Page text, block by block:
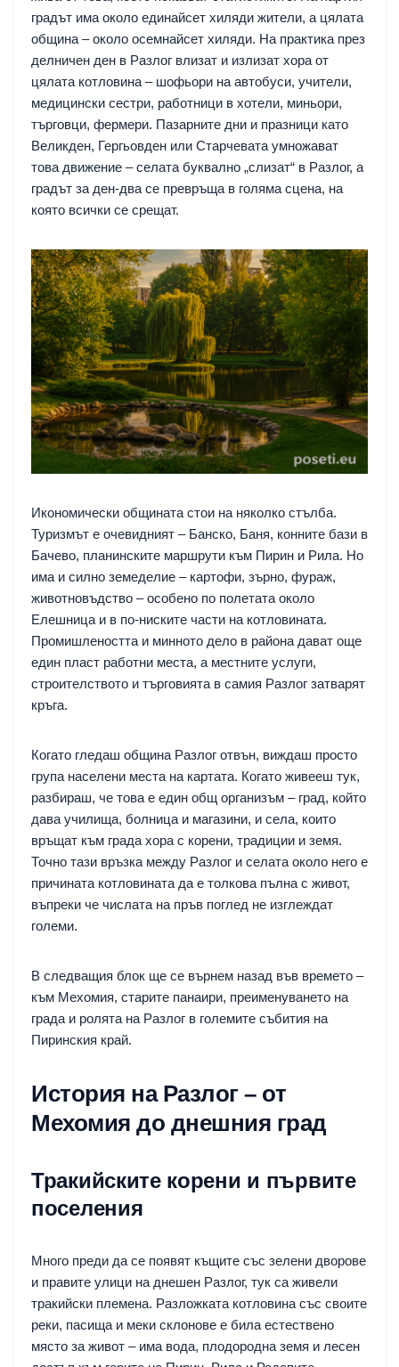
градът има около единайсет хиляди жители, а цялата
община – около осемнайсет хиляди. На практика през
делничен ден в Разлог влизат и излизат хора от
цялата котловина – шофьори на автобуси, учители,
медицински сестри, работници в хотели, миньори,
търговци, фермери. Пазарните дни и празници като
Великден, Гергьовден или Старчевата умножават
това движение – селата буквално „слизат“ в Разлог, а
градът за ден-два се превръща в голяма сцена, на
която всички се срещат.
Икономически общината стои на няколко стълба.
Туризмът е очевидният – Банско, Баня, конните бази в
Бачево, планинските маршрути към Пирин и Рила. Но
има и силно земеделие – картофи, зърно, фураж,
животновъдство – особено по полетата около
Елешница и в по-ниските части на котловината.
Промишлеността и минното дело в района дават още
един пласт работни места, а местните услуги,
строителството и търговията в самия Разлог затварят
кръга.
Когато гледаш община Разлог отвън, виждаш просто
група населени места на картата. Когато живееш тук,
разбираш, че това е един общ организъм – град, който
дава училища, болница и магазини, и села, които
връщат към града хора с корени, традиции и земя.
Точно тази връзка между Разлог и селата около него е
причината котловината да е толкова пълна с живот,
въпреки че числата на пръв поглед не изглеждат
големи.
В следващия блок ще се върнем назад във времето –
към Мехомия, старите панаири, преименуването на
града и ролята на Разлог в големите събития на
Пиринския край.
История на Разлог – от
Мехомия до днешния град
Тракийските корени и първите
поселения
Много преди да се появят къщите със зелени дворове
и правите улици на днешен Разлог, тук са живели
тракийски племена. Разложката котловина със своите
реки, пасища и меки склонове е била естествено
място за живот – има вода, плодородна земя и лесен